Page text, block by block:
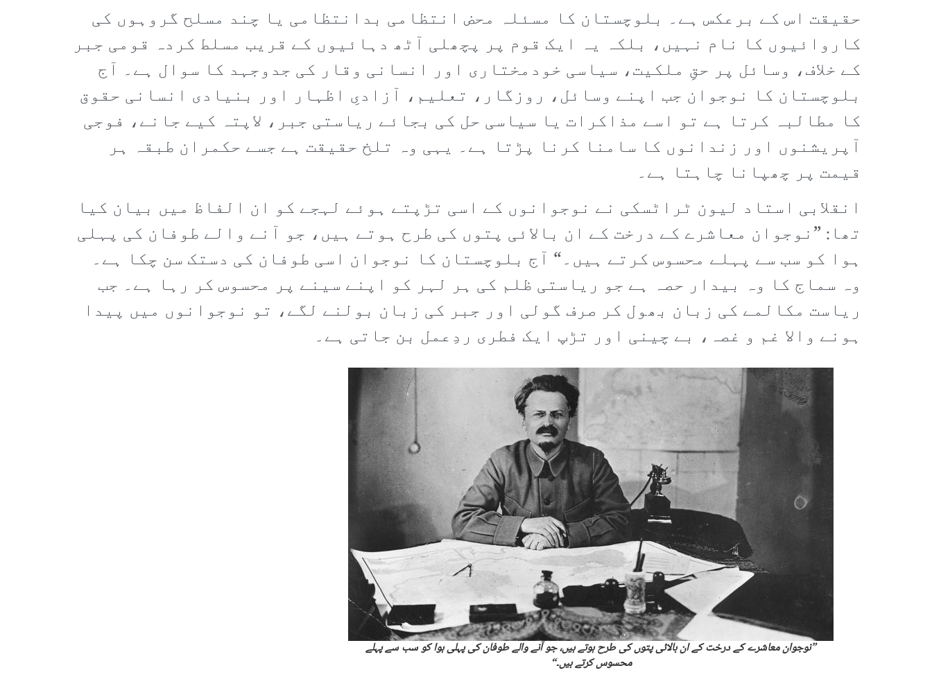
حقیقت اس کے برعکس ہے۔ بلوچستان کا مسئلہ محض انتظامی بدانتظامی یا چند مسلح گروہوں کی
کاروائیوں کا نام نہیں، بلکہ یہ ایک قوم پر پچھلی آٹھ دہائیوں کے قریب مسلط کردہ قومی جبر
کے خلاف، وسائل پر حقِ ملکیت، سیاسی خودمختاری اور انسانی وقار کی جدوجہد کا سوال ہے۔ آج
بلوچستان کا نوجوان جب اپنے وسائل، روزگار، تعلیم، آزادیِ اظہار اور بنیادی انسانی حقوق
کا مطالبہ کرتا ہے تو اسے مذاکرات یا سیاسی حل کی بجائے ریاستی جبر، لاپتہ کیے جانے، فوجی
آپریشنوں اور زندانوں کا سامنا کرنا پڑتا ہے۔ یہی وہ تلخ حقیقت ہے جسے حکمران طبقہ ہر
قیمت پر چھپانا چاہتا ہے۔
انقلابی استاد لیون ٹراٹسکی نے نوجوانوں کے اسی تڑپتے ہوئے لہجے کو ان الفاظ میں بیان کیا
تھا: ”نوجوان معاشرے کے درخت کے ان بالائی پتوں کی طرح ہوتے ہیں، جو آنے والے طوفان کی پہلی
ہوا کو سب سے پہلے محسوس کرتے ہیں۔“ آج بلوچستان کا نوجوان اسی طوفان کی دستک سن چکا ہے۔
وہ سماج کا وہ بیدار حصہ ہے جو ریاستی ظلم کی ہر لہر کو اپنے سینے پر محسوس کر رہا ہے۔ جب
ریاست مکالمے کی زبان بھول کر صرف گولی اور جبر کی زبان بولنے لگے، تو نوجوانوں میں پیدا
ہونے والا غم و غصہ، بے چینی اور تڑپ ایک فطری ردِعمل بن جاتی ہے۔
”نوجوان معاشرے کے درخت کے ان بالائی پتوں کی طرح ہوتے ہیں، جو آنے والے طوفان کی پہلی ہوا کو سب سے پہلے
محسوس کرتے ہیں۔“